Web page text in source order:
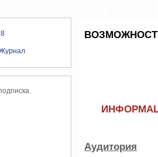
Аудитория